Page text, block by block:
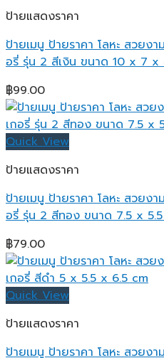
ป้ายแสดงราคา
ป้ายเมนู ป้ายราคา โลหะ สวยง
อรี่ รุ่น 2 สีเงิน ขนาด 10 x 7 x
฿99.00
Quick View
ป้ายแสดงราคา
ป้ายเมนู ป้ายราคา โลหะ สวยง
อรี่ รุ่น 2 สีทอง ขนาด 7.5 x
฿79.00
Quick View
ป้ายแสดงราคา
ป้ายเมนู ป้ายราคา โลหะ สวยง